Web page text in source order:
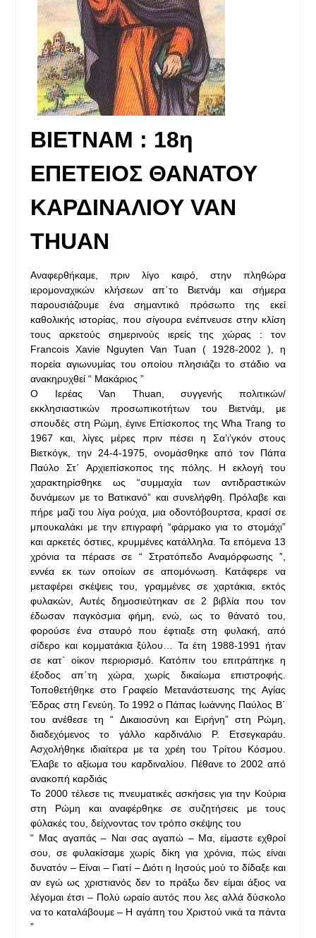
ΒΙΕΤΝΑΜ : 18η
ΕΠΕΤΕΙΟΣ ΘΑΝΑΤΟΥ
ΚΑΡΔΙΝΑΛΙΟΥ VAN
THUAN
Αναφερθήκαμε, πριν λίγο καιρό, στην πληθώρα
ιερομοναχικών κλήσεων απ΄το Βιετνάμ και σήμερα
παρουσιάζουμε ένα σημαντικό πρόσωπο της εκεί
καθολικής ιστορίας, που σίγουρα ενέπνευσε στην κλίση
τους αρκετούς σημερινούς ιερείς της χώρας : τον
Francois Xavie Nguyten Van Tuan ( 1928-2002 ), η
πορεία αγιωνυμίας του οποίου πλησιάζει το στάδιο να
ανακηρυχθεί “ Μακάριος ”
Ο Ιερέας Van Thuan, συγγενής πολιτικών/
εκκλησιαστικών προσωπικοτήτων του Βιετνάμ, με
σπουδές στη Ρώμη, έγινε Επίσκοπος της Wha Trang το
1967 και, λίγες μέρες πριν πέσει η Σα’ι’γκόν στους
Βιετκόγκ, την 24-4-1975, ονομάσθηκε από τον Πάπα
Παύλο Στ΄ Αρχιεπίσκοπος της πόλης. Η εκλογή του
χαρακτηρίσθηκε ως “συμμαχία των αντιδραστικών
δυνάμεων με το Βατικανό” και συνελήφθη. Πρόλαβε και
πήρε μαζί του λίγα ρούχα, μια οδοντόβουρτσα, κρασί σε
μπουκαλάκι με την επιγραφή “φάρμακο για το στομάχι”
και αρκετές όστιες, κρυμμένες κατάλληλα. Τα επόμενα 13
χρόνια τα πέρασε σε “ Στρατόπεδο Αναμόρφωσης ”,
εννέα εκ των οποίων σε απομόνωση. Κατάφερε να
μεταφέρει σκέψεις του, γραμμένες σε χαρτάκια, εκτός
φυλακών, Αυτές δημοσιεύτηκαν σε 2 βιβλία που τον
έδωσαν παγκόσμια φήμη, ενώ, ως το θάνατό του,
φορούσε ένα σταυρό που έφτιαξε στη φυλακή, από
σίδερο και κομματάκια ξύλου… Τα έτη 1988-1991 ήταν
σε κατ` οίκον περιορισμό. Κατόπιν του επιτράπηκε η
έξοδος απ΄τη χώρα, χωρίς δικαίωμα επιστροφής.
Τοποθετήθηκε στο Γραφείο Μετανάστευσης της Αγίας
Έδρας στη Γενεύη. Το 1992 ο Πάπας Ιωάννης Παύλος Β΄
του ανέθεσε τη “ Δικαιοσύνη και Ειρήνη” στη Ρώμη,
διαδεχόμενος το γάλλο καρδινάλιο Ρ. Ετσεγκαράυ.
Ασχολήθηκε ιδιαίτερα με τα χρέη του Τρίτου Κόσμου.
Έλαβε το αξίωμα του καρδιναλίου. Πέθανε το 2002 από
ανακοπή καρδιάς
Το 2000 τέλεσε τις πνευματικές ασκήσεις για την Κούρια
στη Ρώμη και αναφέρθηκε σε συζητήσεις με τους
φύλακές του, δείχνοντας τον τρόπο σκέψης του
“ Μας αγαπάς – Ναι σας αγαπώ – Μα, είμαστε εχθροί
σου, σε φυλακίσαμε χωρίς δίκη για χρόνια, πώς είναι
δυνατόν – Είναι – Γιατί – Διότι η Ιησούς μού το δίδαξε και
αν εγώ ως χριστιανός δεν το πράξω δεν είμαι άξιος να
λέγομαι έτσι – Πολύ ωραίο αυτός που λες αλλά δύσκολο
να το καταλάβουμε – Η αγάπη του Χριστού νικά τα πάντα
”